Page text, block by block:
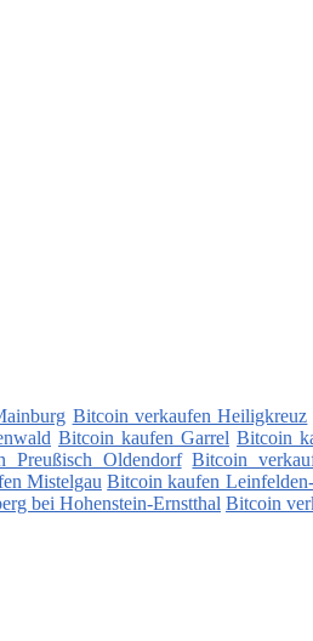
Bitcoin verkaufen Heiligkreuz
Bitcoin kaufen Garrel Bitcoin
Preußisch Oldendorf Bitcoin
Mistelgau Bitcoin kaufen
bei Hohenstein-Ernstthal Bitcoin